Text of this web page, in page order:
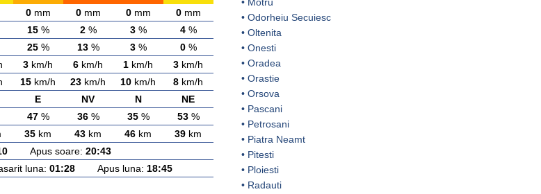
0mm 0mm 0mm 0mm
15% 2% 3% 4%
25% 13% 3% 0%
3 km/h 6 km/h 1 km/h 3 km/h
15 km/h 23 km/h 10 km/h 8 km/h
E NV N NE
47% 36% 35% 53%
35 km 43 km 46 km 39 km
Apus soare: 20:43
luna: 01:28 Apus luna: 18:45
• Odorheiu Secuiesc
• Oltenita
• Onesti
• Oradea
• Orastie
• Orsova
• Pascani
• Petrosani
• Piatra Neamt
• Pitesti
• Ploiesti
• Radauti